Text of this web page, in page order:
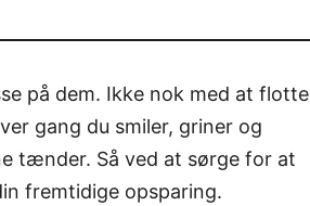
på dem. Ikke nok med at flotte
gang du smiler, griner og
tænder. Så ved at sørge for at
fremtidige opsparing.